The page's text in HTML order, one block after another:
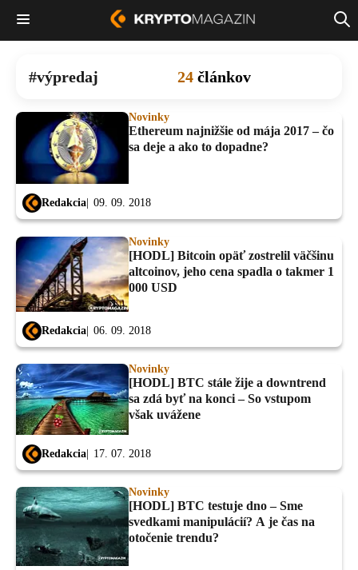
výpredaj 24 článkov
Novinky
Ethereum najnižšie od mája 2017 – čo
sa deje a ako to dopadne?
Redakcia 09. 09. 2018
Novinky
[HODL] Bitcoin opäť zostrelil väčšinu
altcoinov, jeho cena spadla o takmer 1
000 USD
Redakcia 06. 09. 2018
Novinky
[HODL] BTC stále žije a downtrend
sa zdá byť na konci – So vstupom
však uvážene
Redakcia 17. 07. 2018
Novinky
[HODL] BTC testuje dno – Sme
svedkami manipulácií? A je čas na
otočenie trendu?